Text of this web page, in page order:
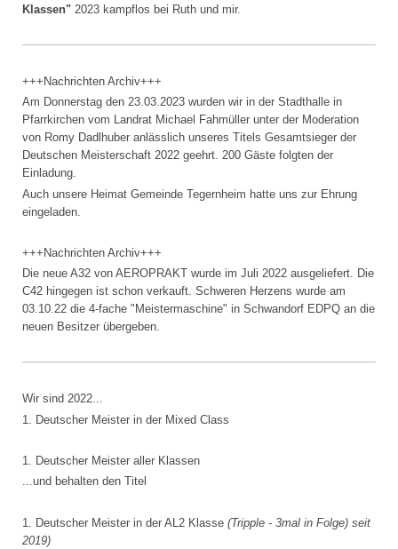
Klassen" 2023 kampflos bei Ruth und mir.
+++Nachrichten Archiv+++
Am Donnerstag den 23.03.2023 wurden wir in der Stadthalle in
Pfarrkirchen vom Landrat Michael Fahmüller unter der Moderation
von Romy Dadlhuber anlässlich unseres Titels Gesamtsieger der
Deutschen Meisterschaft 2022 geehrt. 200 Gäste folgten der
Einladung.
Auch unsere Heimat Gemeinde Tegernheim hatte uns zur Ehrung
eingeladen.
+++Nachrichten Archiv+++
Die neue A32 von AEROPRAKT wurde im Juli 2022 ausgeliefert. Die
C42 hingegen ist schon verkauft. Schweren Herzens wurde am
03.10.22 die 4-fache "Meistermaschine" in Schwandorf EDPQ an die
neuen Besitzer übergeben.
Wir sind 2022...
1. Deutscher Meister in der Mixed Class
1. Deutscher Meister aller Klassen
...und behalten den Titel
1. Deutscher Meister in der AL2 Klasse (Tripple - 3mal in Folge) seit
2019)